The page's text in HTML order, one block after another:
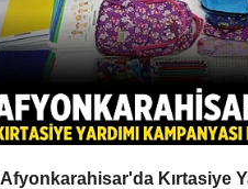
Afyonkarahisar'da Kırtasiye